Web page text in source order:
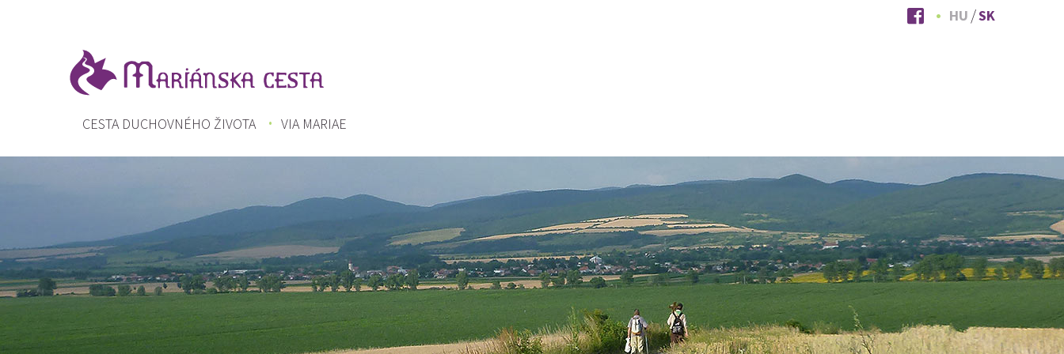
HU SK
HLAVNÉ
MENU
CESTA DUCHOVNÉHO ŽIVOTA VIA MARIAE